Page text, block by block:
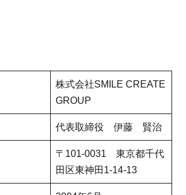
株式会社SMILE CREATE
GROUP
代表取締役 伊藤 賢治
〒101-0031 東京都千代
田区東神田1-14-13